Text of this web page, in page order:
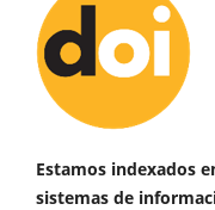
Estamos indexados
sistemas de